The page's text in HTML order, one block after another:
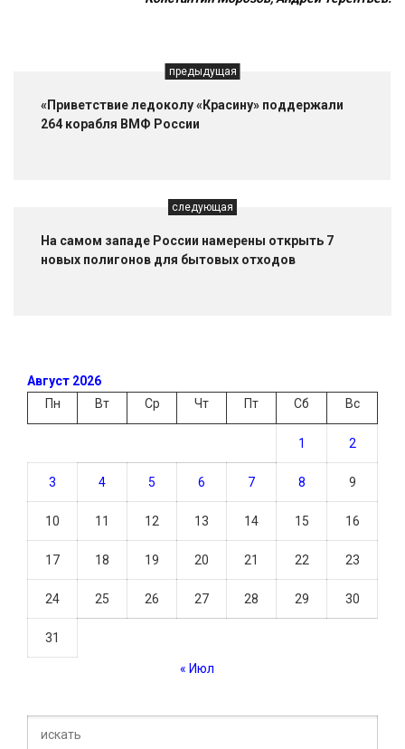
предыдущая
«Приветствие ледоколу «Красину» поддержали
264 корабля ВМФ России
следующая
На самом западе России намерены открыть 7
новых полигонов для бытовых отходов
Август 2026
Пн
Вт Ср Чт Пт Сб Вс
1 2
3 4 5 6 7 8 9
10 11 12 13 14 15 16
17 18 19 20 21 22 23
24 25 26 27 28 29 30
31
« Июл